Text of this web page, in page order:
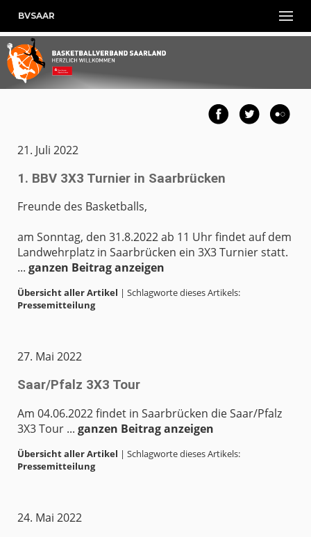
BVSAAR
21. Juli 2022
1. BBV 3X3 Turnier in Saarbrücken
Freunde des Basketballs,
am Sonntag, den 31.8.2022 ab 11 Uhr findet auf dem
Landwehrplatz in Saarbrücken ein 3X3 Turnier statt.
... ganzen Beitrag anzeigen
Übersicht aller Artikel | Schlagworte dieses Artikels:
Pressemitteilung
27. Mai 2022
Saar/Pfalz 3X3 Tour
Am 04.06.2022 findet in Saarbrücken die Saar/Pfalz
3X3 Tour ... ganzen Beitrag anzeigen
Übersicht aller Artikel | Schlagworte dieses Artikels:
Pressemitteilung
24. Mai 2022